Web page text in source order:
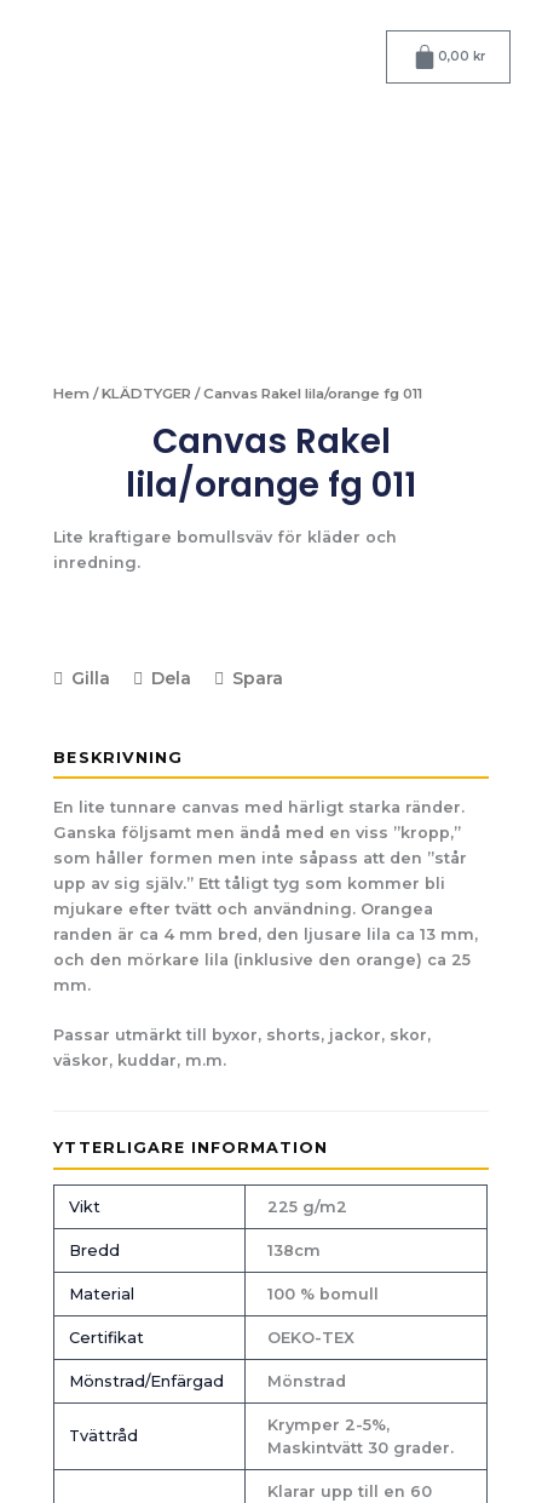
0,00 kr
Varukorg
Hem /KLÄDTYGER / Canvas Rakel lila/orange fg 011
Canvas Rakel
lila/orange fg 011
Lite kraftigare bomullsväv för kläder och
inredning.
Gilla Dela Spara
BESKRIVNING
En lite tunnare canvas med härligt starka ränder.
Ganska följsamt men ändå med en viss ”kropp,”
som håller formen men inte såpass att den ”står
upp av sig själv.” Ett tåligt tyg som kommer bli
mjukare efter tvätt och användning. Orangea
randen är ca 4 mm bred, den ljusare lila ca 13 mm,
och den mörkare lila (inklusive den orange) ca 25
mm.
Passar utmärkt till byxor, shorts, jackor, skor,
väskor, kuddar, m.m.
YTTERLIGARE INFORMATION
Vikt 225 g/m2
Bredd 138cm
Material 100 % bomull
Certifikat OEKO-TEX
Mönstrad/Enfärgad Mönstrad
Tvättråd
Krymper 2-5%,
Maskintvätt 30 grader.
Klarar upp till en 60